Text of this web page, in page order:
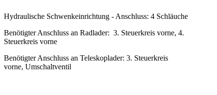
Hydraulische Schwenkeinrichtung - Anschluss: 4 Schläuche
Benötigter Anschluss an Radlader: 3. Steuerkreis vorne, 4.
Steuerkreis vorne
Benötigter Anschluss an Teleskoplader: 3. Steuerkreis
vorne, Umschaltventil